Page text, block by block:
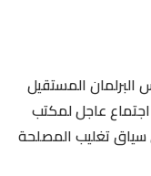
البرلمان المستقيل
عاجل لمكتب
سياق تغليب المصلحة